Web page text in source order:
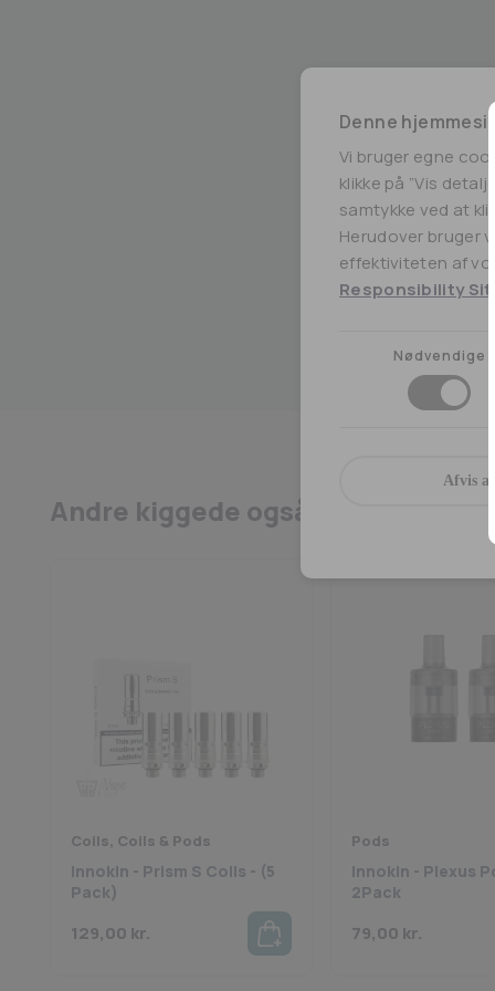
Andre kiggede også på
Coils, Coils & Pods
Innokin - Prism S Coils - (5
Pack)
129,00 kr.
Pods
Innokin - Plexus
2Pack
79,00 kr.
Denne
Vi bruger egne
klikke på ”Vis
samtykke ved at
Herudover bruger
effektiviteten af
Responsibility Site
Nødvendige
Afvis